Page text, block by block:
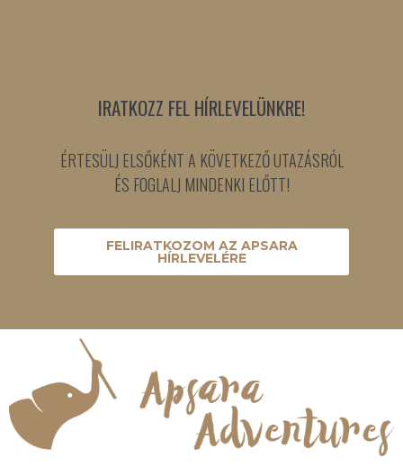
IRATKOZZ FEL HÍRLEVELÜNKRE!
ÉRTESÜLJ ELSŐKÉNT A KÖVETKEZŐ UTAZÁSRÓL
ÉS FOGLALJ MINDENKI ELŐTT!
FELIRATKOZOM AZ APSARA
HÍRLEVELÉRE